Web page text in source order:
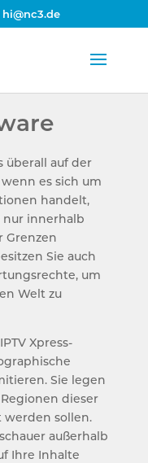
hi@nc3.de
überall auf der
es sich um
handelt,
nur innerhalb
Grenzen
Sie auch
um
Welt zu
Xpress-
Sie legen
dieser
werden sollen.
außerhalb
Ihre Inhalte